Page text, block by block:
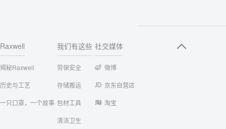
Raxwell
揭秘Raxwell
历史与工艺
一只口罩，一个故事
我们有这些
劳保安全
存储搬运
包材工具
清洁卫生
社交媒体
微博
京东自营店
淘宝